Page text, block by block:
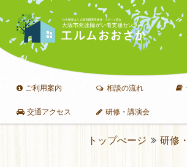
ご利用案内 相談の流れ
交通アクセス 研修・講演会
トップぺージ 研修